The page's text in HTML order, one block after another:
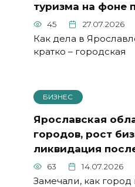
туризма на фоне
45 27.07.2026
Как дела в
кратко – городская
БИЗНЕС
Ярославская
городов, рост
ликвидация
63 14.07.2026
Замечали, как